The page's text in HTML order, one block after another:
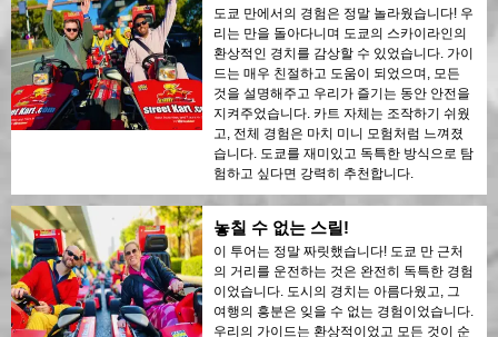
도쿄 만에서의 경험은 정말 놀라웠습니다! 우
리는 만을 돌아다니며 도쿄의 스카이라인의
환상적인 경치를 감상할 수 있었습니다. 가이
드는 매우 친절하고 도움이 되었으며, 모든
것을 설명해주고 우리가 즐기는 동안 안전을
지켜주었습니다. 카트 자체는 조작하기 쉬웠
고, 전체 경험은 마치 미니 모험처럼 느껴졌
습니다. 도쿄를 재미있고 독특한 방식으로 탐
험하고 싶다면 강력히 추천합니다.
놓칠 수 없는 스릴!
이 투어는 정말 짜릿했습니다! 도쿄 만 근처
의 거리를 운전하는 것은 완전히 독특한 경험
이었습니다. 도시의 경치는 아름다웠고, 그
여행의 흥분은 잊을 수 없는 경험이었습니다.
우리의 가이드는 환상적이었고 모든 것이 순